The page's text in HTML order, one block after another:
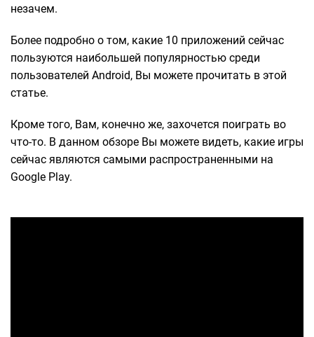
незачем.
Более подробно о том, какие 10 приложений сейчас
пользуются наибольшей популярностью среди
пользователей Android, Вы можете прочитать в этой
статье.
Кроме того, Вам, конечно же, захочется поиграть во
что-то. В данном обзоре Вы можете видеть, какие игры
сейчас являются самыми распространенными на
Google Play.